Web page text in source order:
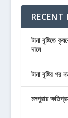
RECENT
টানা বৃষ্টিতে
দামে
টানা বৃষ্টির
মনপুরায়